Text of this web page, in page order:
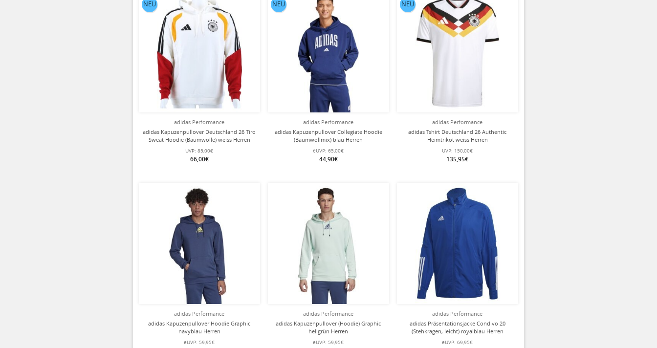
adidas Performance
adidas Kapuzenpullover Deutschland 26 Tiro
Sweat Hoodie (Baumwolle) weiss Herren
UVP: 85,00€
66,00€
NEU
adidas Performance
adidas Kapuzenpullover Collegiate Hoodie
(Baumwollmix) blau Herren
eUVP: 65,00€
44,90€
NEU
adidas Performance
adidas Tshirt Deutschland 26 Authentic
Heimtrikot weiss Herren
UVP: 150,00€
135,95€
NEU
adidas Performance
adidas Kapuzenpullover Hoodie Graphic
navyblau Herren
eUVP: 59,95€
adidas Performance
adidas Kapuzenpullover (Hoodie) Graphic
hellgrün Herren
eUVP: 59,95€
adidas Performance
adidas Präsentationsjacke Condivo 20
(Stehkragen, leicht) royalblau Herren
eUVP: 69,95€